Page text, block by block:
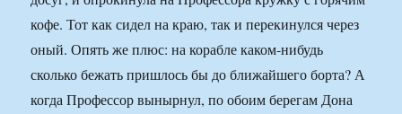
кофе. Тот как сидел на краю, так и перекинулся через
оный. Опять же плюс: на корабле каком-нибудь
сколько бежать пришлось бы до ближайшего борта? А
когда Профессор вынырнул, по обоим берегам Дона